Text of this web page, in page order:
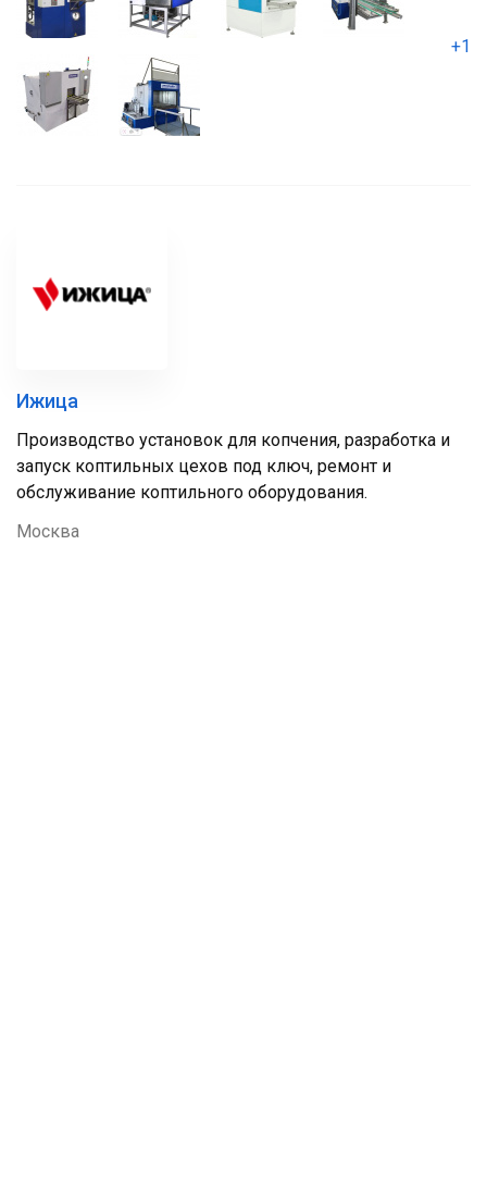
+1
Ижица
Производство установок для копчения, разработка и
запуск коптильных цехов под ключ, ремонт и
обслуживание коптильного оборудования.
Москва